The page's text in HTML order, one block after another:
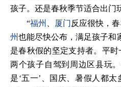
孩子。还是春秋季节适合出门
“福州 厦门 反应很快，
州也能尽快公布，满足孩子和
是春秋假的坚定支持者。平时
两个孩子自驾到周边区县玩
是‘五一’、国庆、暑假人都